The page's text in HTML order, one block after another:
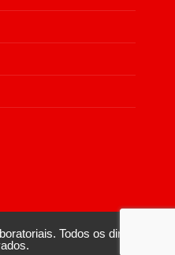
Todos os direitos